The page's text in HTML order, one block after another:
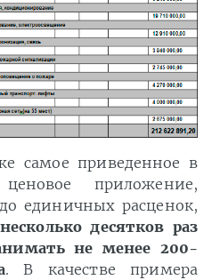
самое приведенное в
приложение,
единичных расценок,
десятков раз
не менее 200-
. В качестве примера